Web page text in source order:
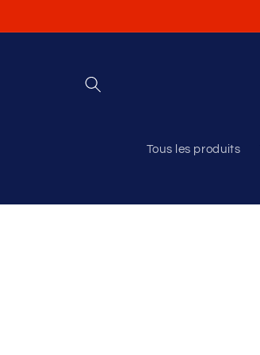
au
Tous les produits